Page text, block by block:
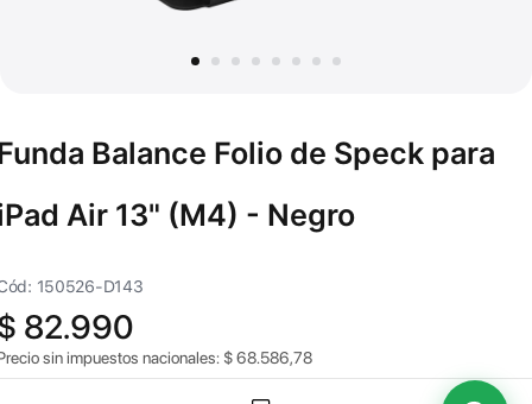
Balance Folio de Speck para
Air 13" (M4) - Negro
150526-D143
82.990
sin impuestos nacionales: $68.586,78